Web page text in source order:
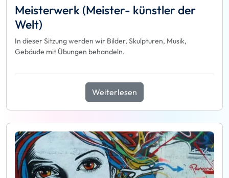
Meisterwerk (Meister- künstler der
Welt)
In dieser Sitzung werden wir Bilder, Skulpturen, Musik,
Gebäude mit Übungen behandeln.
Weiterlesen